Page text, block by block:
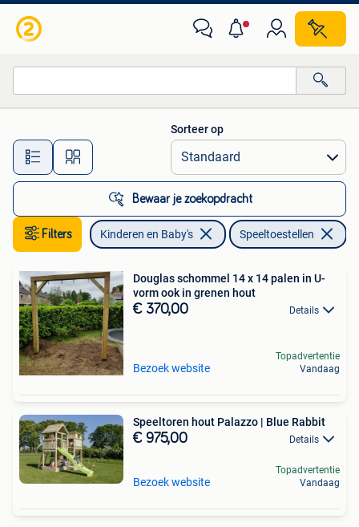
Alle afstanden…
Sorteer op
Bewaar je zoekopdracht
Filters Kinderen en Baby's Speeltoestellen
Douglas schommel 14 x 14 palen in U-
vorm ook in grenen hout
€ 370,00 Details
Bezoek website
Topadvertentie
Vandaag
Speeltoren hout Palazzo | Blue Rabbit
€ 975,00 Details
Bezoek website
Topadvertentie
Vandaag